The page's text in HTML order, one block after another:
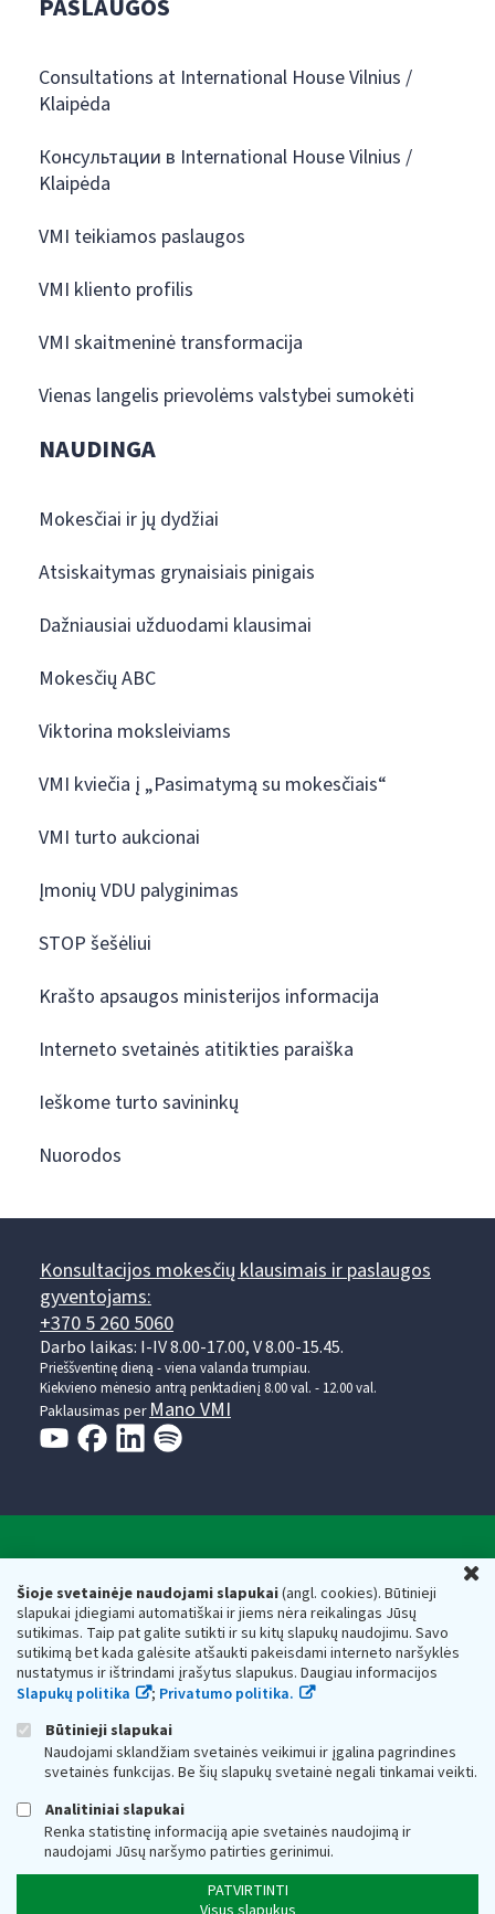
Šioje svetainėje naudojami slapukai(angl. cookies). Būtinieji
slapukai įdiegiami automatiškai ir jiems nėra reikalingas Jūsų
sutikimas. Taip pat galite sutikti ir su kitų slapukų naudojimu. Savo
sutikimą bet kada galėsite atšaukti pakeisdami interneto naršyklės
nustatymus ir ištrindami įrašytus slapukus. Daugiau informacijos
Slapukų politika
; Privatumo politika.
Būtinieji slapukai
Naudojami sklandžiam svetainės veikimui ir įgalina pagrindines
svetainės funkcijas. Be šių slapukų svetainė negali tinkamai veikti.
Analitiniai slapukai
Renka statistinę informaciją apie svetainės naudojimą ir
naudojami Jūsų naršymo patirties gerinimui.
PATVIRTINTI
PASLAUGOS
Consultations at International House Vilnius /
Klaipėda
Консультации в International House Vilnius /
Klaipėda
VMI teikiamos paslaugos
VMI kliento profilis
VMI skaitmeninė transformacija
Vienas langelis prievolėms valstybei sumokėti
NAUDINGA
Mokesčiai ir jų dydžiai
Atsiskaitymas grynaisiais pinigais
Dažniausiai užduodami klausimai
Mokesčių ABC
Viktorina moksleiviams
VMI kviečia į „Pasimatymą su mokesčiais“
VMI turto aukcionai
Įmonių VDU palyginimas
STOP šešėliui
Krašto apsaugos ministerijos informacija
Interneto svetainės atitikties paraiška
Ieškome turto savininkų
Nuorodos
Konsultacijos mokesčių klausimais ir paslaugos
gyventojams:
+370 5 260 5060
Darbo laikas: I-IV 8.00-17.00, V 8.00-15.45.
Prieššventinę dieną - viena valanda trumpiau.
Kiekvieno mėnesio antrą penktadienį 8.00 val. - 12.00 val.
Paklausimas per Mano VMI
Respublikos finansų ministerijos
Biudžetinė įstaiga. Juridinio asmens kodas — 188659752,
adresas: Vasario 16-osios g. 14, 01107 Vilnius, Lietuva, el.paštas:
vmi@vmi.lt, E. pristatymo dėžutės adresas 188659752
Duomenys apie Valstybinę mokesčių inspekciją prie Lietuvos
Respublikos finansų ministerijos kaupiami ir saugomi Juridinių